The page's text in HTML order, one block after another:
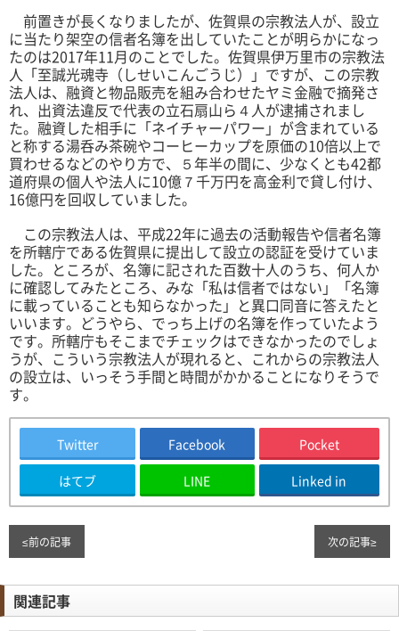
前置きが長くなりましたが、佐賀県の宗教法人が、設立
に当たり架空の信者名簿を出していたことが明らかになっ
たのは2017年11月のことでした。佐賀県伊万里市の宗教法
人「至誠光魂寺（しせいこんごうじ）」ですが、この宗教
法人は、融資と物品販売を組み合わせたヤミ金融で摘発さ
れ、出資法違反で代表の立石扇山ら４人が逮捕されまし
た。融資した相手に「ネイチャーパワー」が含まれている
と称する湯呑み茶碗やコーヒーカップを原価の10倍以上で
買わせるなどのやり方で、５年半の間に、少なくとも42都
道府県の個人や法人に10億７千万円を高金利で貸し付け、
16億円を回収していました。
この宗教法人は、平成22年に過去の活動報告や信者名簿
を所轄庁である佐賀県に提出して設立の認証を受けていま
した。ところが、名簿に記された百数十人のうち、何人か
に確認してみたところ、みな「私は信者ではない」「名簿
に載っていることも知らなかった」と異口同音に答えたと
いいます。どうやら、でっち上げの名簿を作っていたよう
です。所轄庁もそこまでチェックはできなかったのでしょ
うが、こういう宗教法人が現れると、これからの宗教法人
の設立は、いっそう手間と時間がかかることになりそうで
す。
Twitter Facebook Pocket
はてブ LINE Linked in
≤前の記事 次の記事≥
関連記事